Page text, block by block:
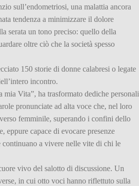
sull’endometriosi, una malattia ancora
tendenza a minimizzare il dolore
serata un tono preciso: quello della
oltre ciò che la società spesso
150 storie di donne calabresi o legate
incontro.
mia Vita”, ha trasformato dediche personali
pronunciate ad alta voce che, nel loro
femminile, superando i confini dello
eppure capace di evocare presenze
a vivere nelle vite di chi le
vivo del salotto di discussione. Un
in cui otto voci hanno riflettuto sulla